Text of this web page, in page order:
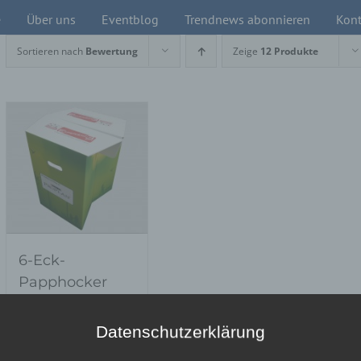
Über uns Eventblog Trendnews abonnieren
Sortieren nach Bewertung Zeige 12 Produkte
6-Eck-
Papphocker
mitnehmenDatenschutzerklärung